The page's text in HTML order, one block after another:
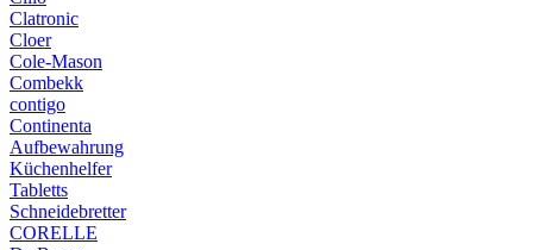
Clatronic
Cloer
Cole-Mason
Combekk
contigo
Continenta
Aufbewahrung
Küchenhelfer
Tabletts
Schneidebretter
CORELLE